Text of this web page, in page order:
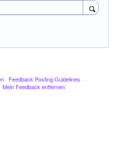
· Feedback Posting Guidelines ·
· Mein Feedback entfernen